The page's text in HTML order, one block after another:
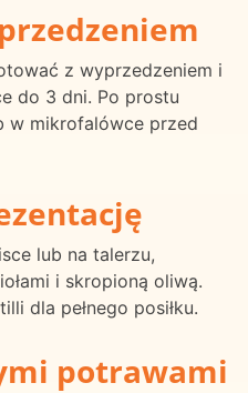
z wyprzedzeniem i
do 3 dni. Po prostu
w mikrofalówce przed
lub na talerzu,
i skropioną oliwą.
dla pełnego posiłku.
potrawami